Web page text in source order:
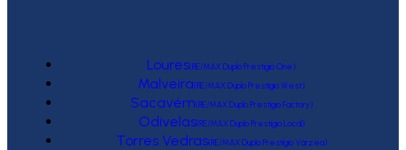
Loures(RE/MAX Duplo Prestígio One)
Malveira(RE/MAX Duplo Prestígio West)
Sacavém(RE/MAX Duplo Prestígio Factory)
Odivelas(RE/MAX Duplo Prestígio Local)
Torres Vedras(RE/MAX Duplo Prestígio Várzea)